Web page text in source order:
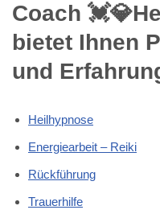
Coach
bietet Ihnen
und
Heilhypnose
Energiearbeit – Reiki
Rückführung
Trauerhilfe